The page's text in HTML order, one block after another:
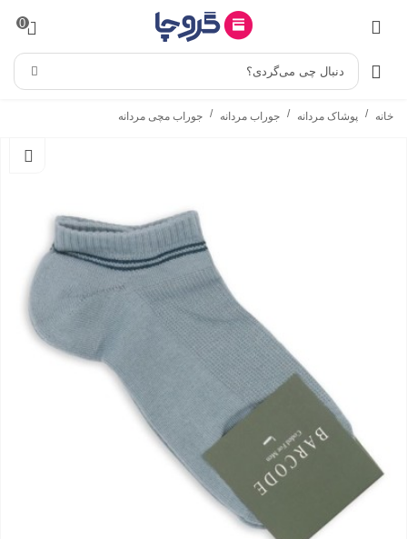
0
دنبال چی می‌گردی؟
خانه / پوشاک مردانه / جوراب مردانه / جوراب مچی مردانه